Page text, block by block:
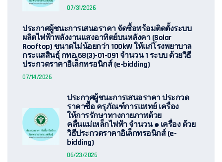
07/31/2026
ประกาศผู้ชนะการเสนอราคา จัดซื้อพร้อมติดตั้งระบบ
ผลิตไฟฟ้าพลังงานแสงอาทิตย์บนหลังคา (Solar
Rooftop) ขนาดไม่น้อยกว่า 100kW ให้แก่โรงพยาบาล
กระแสสินธุ์ กทอ.68(3)-01-091 จำนวน 1 ระบบ ด้วยวิธี
ประกวดราคาอิเล็กทรอนิกส์ (e-bidding)
07/14/2026
ประกาศผู้ชนะการเสนอราคา ประกวด
ราคาซื้อ ครุภัณฑ์การแพทย์ เครื่อง
ให้การรักษาทางกายภาพด้วย
คลื่นแม่เหล็กไฟฟ้า จำนวน ๑ เครื่อง ด้วย
วิธีประกวดราคาอิเล็กทรอนิกส์ (e-
bidding)
06/23/2026